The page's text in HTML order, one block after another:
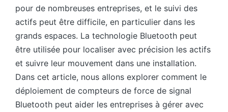
pour de nombreuses entreprises, et le suivi des
actifs peut être difficile, en particulier dans les
grands espaces. La technologie Bluetooth peut
être utilisée pour localiser avec précision les actifs
et suivre leur mouvement dans une installation.
Dans cet article, nous allons explorer comment le
déploiement de compteurs de force de signal
Bluetooth peut aider les entreprises à gérer avec